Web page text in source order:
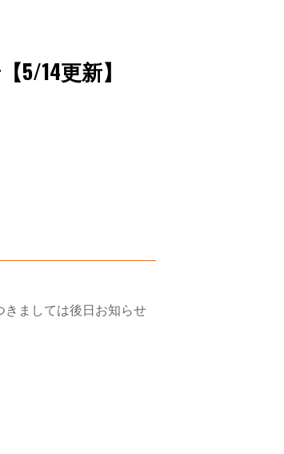
5/14更新】
ましては後日お知らせ